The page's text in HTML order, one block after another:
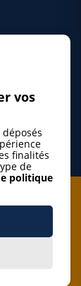
vos
finalités
de
politique